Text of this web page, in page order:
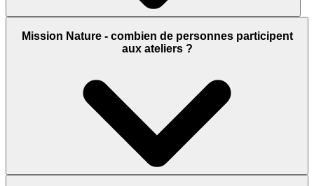
Mission Nature - combien de personnes participent
aux ateliers ?